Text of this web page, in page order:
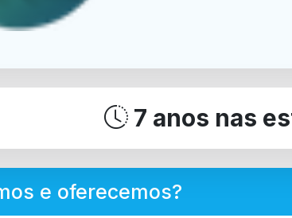
7 anos nas
e oferecemos?